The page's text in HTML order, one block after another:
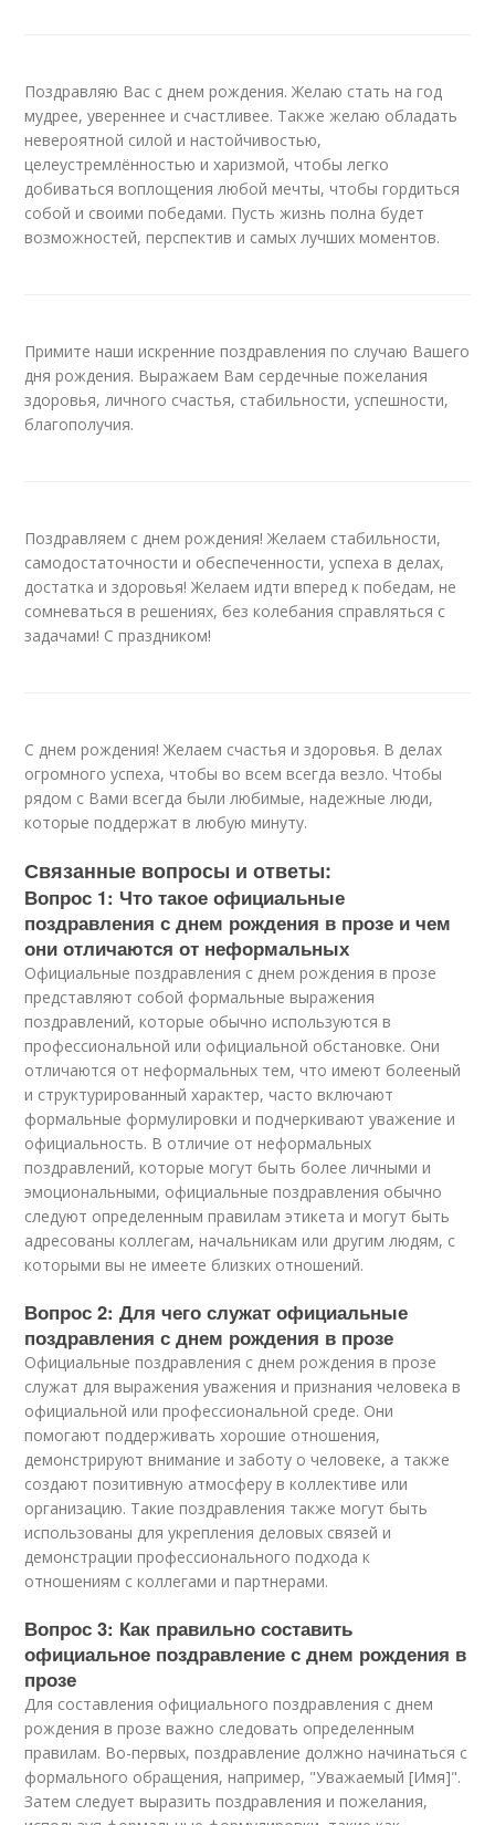
Поздравляю Вас с днем рождения. Желаю стать на год
мудрее, увереннее и счастливее. Также желаю обладать
невероятной силой и настойчивостью,
целеустремлённостью и харизмой, чтобы легко
добиваться воплощения любой мечты, чтобы гордиться
собой и своими победами. Пусть жизнь полна будет
возможностей, перспектив и самых лучших моментов.
Примите наши искренние поздравления по случаю Вашего
дня рождения. Выражаем Вам сердечные пожелания
здоровья, личного счастья, стабильности, успешности,
благополучия.
Поздравляем с днем рождения! Желаем стабильности,
самодостаточности и обеспеченности, успеха в делах,
достатка и здоровья! Желаем идти вперед к победам, не
сомневаться в решениях, без колебания справляться с
задачами! С праздником!
С днем рождения! Желаем счастья и здоровья. В делах
огромного успеха, чтобы во всем всегда везло. Чтобы
рядом с Вами всегда были любимые, надежные люди,
которые поддержат в любую минуту.
Связанные вопросы и ответы:
Вопрос 1: Что такое официальные
поздравления с днем рождения в прозе и чем
они отличаются от неформальных
Официальные поздравления с днем рождения в прозе
представляют собой формальные выражения
поздравлений, которые обычно используются в
профессиональной или официальной обстановке. Они
отличаются от неформальных тем, что имеют болееный
и структурированный характер, часто включают
формальные формулировки и подчеркивают уважение и
официальность. В отличие от неформальных
поздравлений, которые могут быть более личными и
эмоциональными, официальные поздравления обычно
следуют определенным правилам этикета и могут быть
адресованы коллегам, начальникам или другим людям, с
которыми вы не имеете близких отношений.
Вопрос 2: Для чего служат официальные
поздравления с днем рождения в прозе
Официальные поздравления с днем рождения в прозе
служат для выражения уважения и признания человека в
официальной или профессиональной среде. Они
помогают поддерживать хорошие отношения,
демонстрируют внимание и заботу о человеке, а также
создают позитивную атмосферу в коллективе или
организацию. Такие поздравления также могут быть
использованы для укрепления деловых связей и
демонстрации профессионального подхода к
отношениям с коллегами и партнерами.
Вопрос 3: Как правильно составить
официальное поздравление с днем рождения в
прозе
Для составления официального поздравления с днем
рождения в прозе важно следовать определенным
правилам. Во-первых, поздравление должно начинаться с
формального обращения, например, "Уважаемый [Имя]".
Затем следует выразить поздравления и пожелания,